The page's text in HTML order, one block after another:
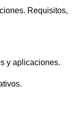
Requisitos,
y aplicaciones.